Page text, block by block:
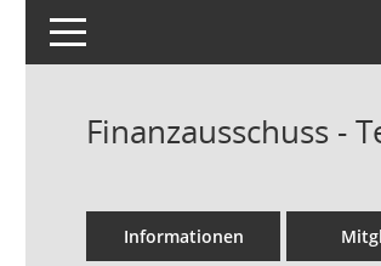
Toggle navigation
Finanzausschuss -
Informationen